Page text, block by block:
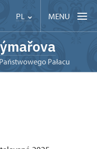
PL MENU
Pałacu